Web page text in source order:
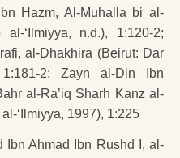
Hazm, Al-Muhalla bi al-
‘Ilmiyya, n.d.), 1:120-2;
al-Dhakhira (Beirut: Dar
2; Zayn al-Din Ibn
al-Ra’iq Sharh Kanz al-
‘Ilmiyya, 1997), 1:225
Ahmad Ibn Rushd I, al-